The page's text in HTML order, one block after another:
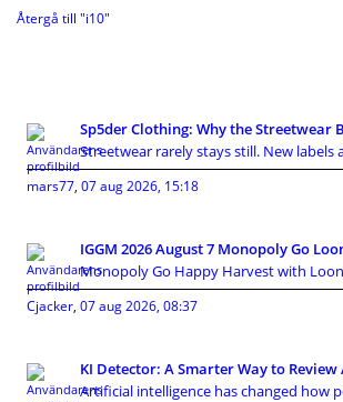
Återgå till "i10"
Sp5der Clothing: Why the Streetwear
Streetwear rarely stays still. New labels
mars77, 07 aug 2026, 15:18
IGGM 2026 August 7 Monopoly Go
Monopoly Go Happy Harvest with
Cjacker, 07 aug 2026, 08:37
KI Detector: A Smarter Way to Review
Artificial intelligence has changed how